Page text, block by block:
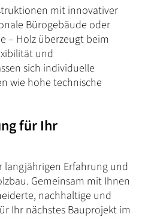
mit innovativer
Bürogebäude oder
– Holz überzeugt beim
und
sich individuelle
wie hohe technische
für Ihr
langjährigen Erfahrung und
Gemeinsam mit Ihnen
nachhaltige und
Ihr nächstes Bauprojekt im